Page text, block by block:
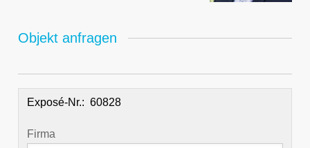
Objekt anfragen
Exposé-Nr.:
Firma